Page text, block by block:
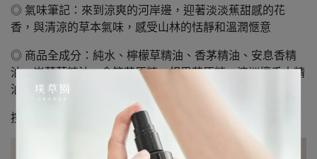
◎ 氣味筆記：來到涼爽的河岸邊，迎著淡淡蕉甜感的花
香，與清涼的草本氣味，感受山林的恬靜和溫潤愜意
◎ 商品全成分：純⽔、檸檬草精油、香茅精油、安息香精
油、岩蘭草精油、含笑花原精、相思花原精、澳洲檀香⽊精
油、⼄醇、氫化蓖⿇油
按此前往 → 清恬小徑精油噴霧50ml